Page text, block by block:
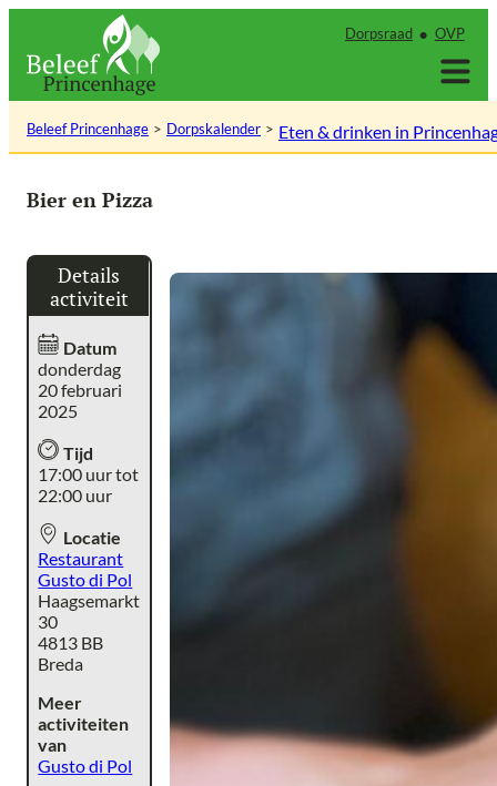
inhoud
Dorpsraad OVP
Beleef Princenhage Dorpskalender Eten & drinken in
Bier en Pizza
Details
activiteit
Datum
donderdag
20 februari
2025
Tijd
17:00 uur tot
22:00 uur
Locatie
Restaurant
Gusto di Pol
Haagsemarkt
30
4813 BB
Breda
Meer
activiteiten
van
Gusto di Pol